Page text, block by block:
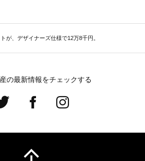
が、デザイナーズ仕様で12万8千円。
の最新情報をチェックする